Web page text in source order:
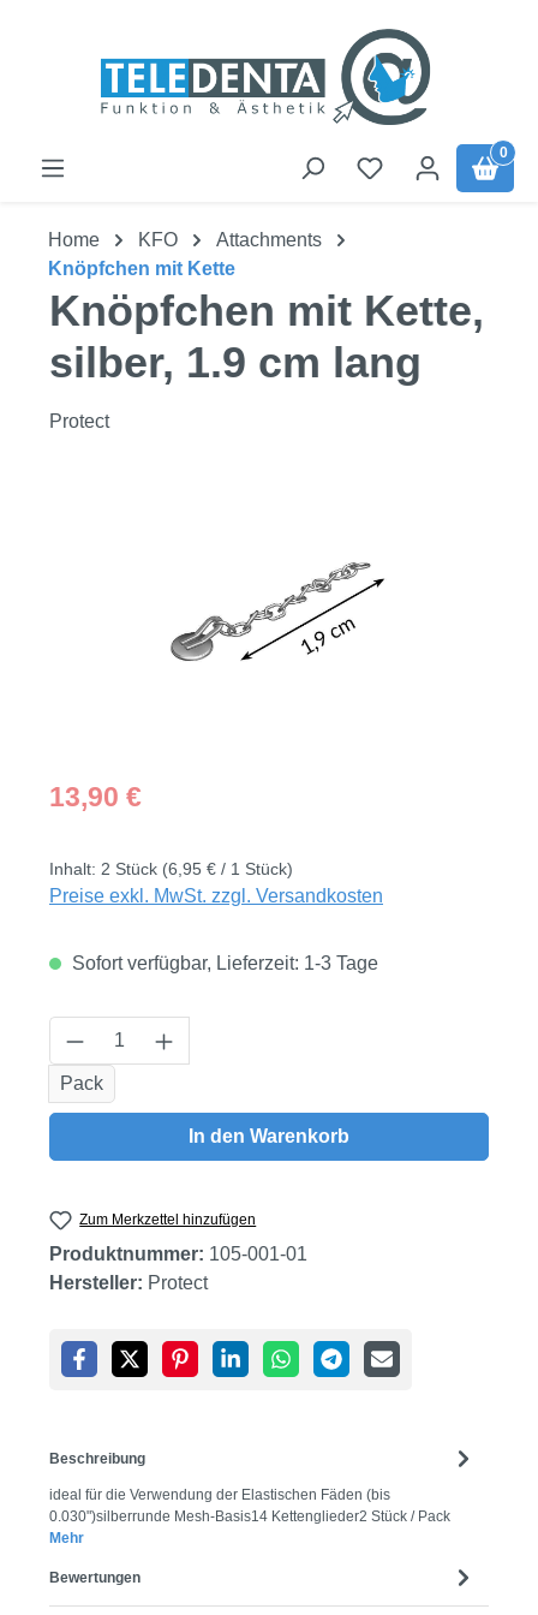
0
Home KFO
Attachments
Knöpfchen mit Kette
Knöpfchen mit Kette,
silber, 1.9 cm lang
Protect
Regulärer Preis:
13,90 €
Inhalt: 2 Stück (6,95 € / 1 Stück)
Preise exkl. MwSt. zzgl. Versandkosten
Sofort verfügbar, Lieferzeit: 1-3 Tage
Produkt Anzahl: Gib den gewünschten
Pack
In den Warenkorb
Zum Merkzettel hinzufügen
Produktnummer: 105-001-01
Hersteller: Protect
Beschreibung
ideal für die Verwendung der Elastischen Fäden (bis
0.030")silberrunde Mesh-Basis14 Kettenglieder2 Stück / Pack
Mehr
Bewertungen